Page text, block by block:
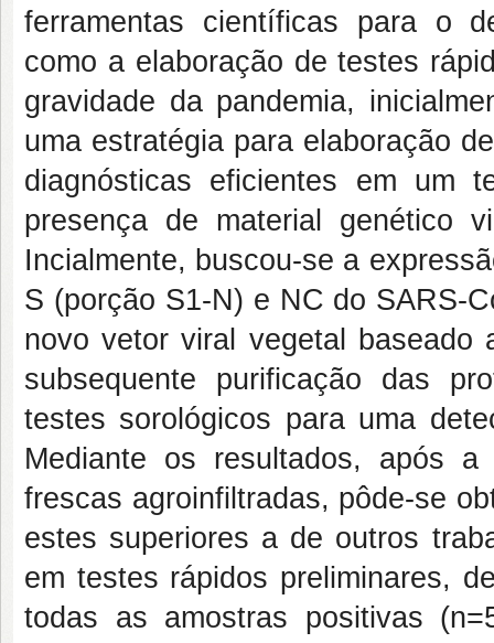
ferramentas científicas para o
como a elaboração de testes
gravidade da pandemia,
uma estratégia para elaboração
diagnósticas eficientes em um
presença de material genético
Incialmente, buscou-se a
S (porção S1-N) e NC do SARS-
novo vetor viral vegetal baseado
subsequente purificação das
testes sorológicos para uma
Mediante os resultados, após
frescas agroinfiltradas, pôde-se
estes superiores a de outros
em testes rápidos preliminares,
todas as amostras positivas